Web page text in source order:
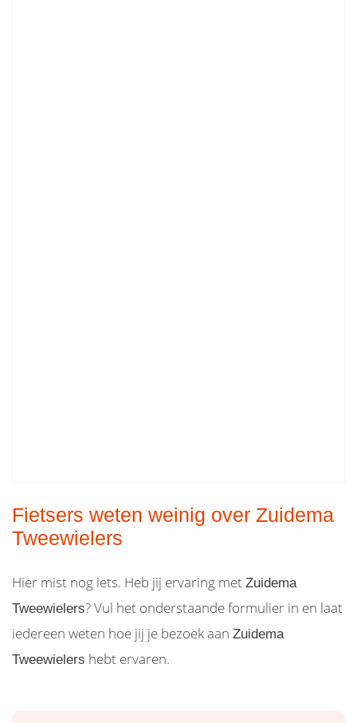
Fietsers weten weinig over Zuidema
Tweewielers
Hier mist nog iets. Heb jij ervaring met Zuidema
Tweewielers? Vul het onderstaande formulier in en laat
iedereen weten hoe jij je bezoek aan Zuidema
Tweewielers hebt ervaren.